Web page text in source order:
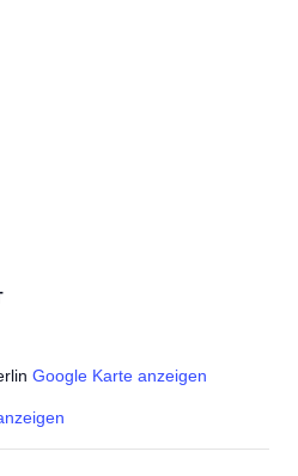
Google Karte anzeigen